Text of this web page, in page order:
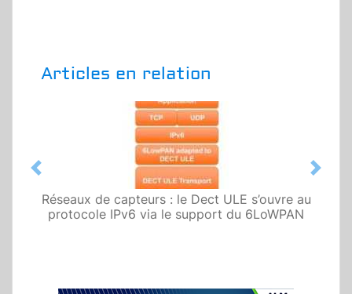
Articles en relation
Réseaux de capteurs : le Dect ULE s’ouvre au
protocole IPv6 via le support du 6LoWPAN
Previous Next